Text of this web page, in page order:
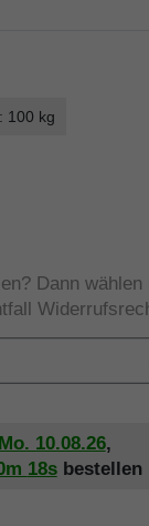
100 kg
Dann wählen
10.08.26,
18sbestellen